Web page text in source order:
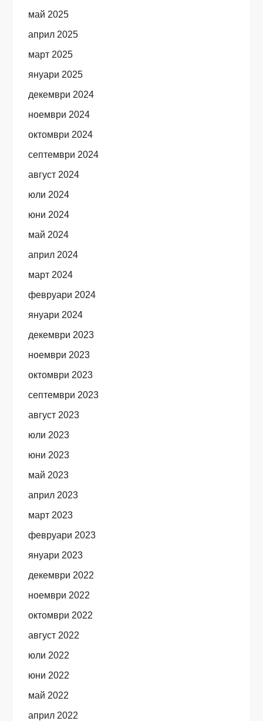
май 2025
април 2025
март 2025
януари 2025
декември 2024
ноември 2024
октомври 2024
септември 2024
август 2024
юли 2024
юни 2024
май 2024
април 2024
март 2024
февруари 2024
януари 2024
декември 2023
ноември 2023
октомври 2023
септември 2023
август 2023
юли 2023
юни 2023
май 2023
април 2023
март 2023
февруари 2023
януари 2023
декември 2022
ноември 2022
октомври 2022
август 2022
юли 2022
юни 2022
май 2022
април 2022